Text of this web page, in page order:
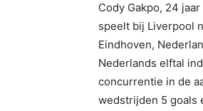
Cody Gakpo, 24
speelt bij Liverpool
Eindhoven,
Nederlands elftal
concurrentie in de
wedstrijden 5 goals